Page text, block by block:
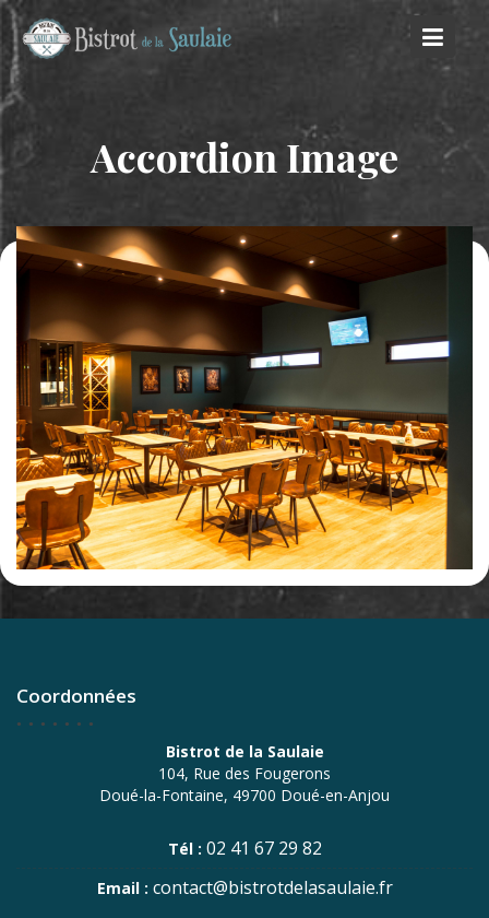
Skip
content
Accordion Image
Coordonnées
Bistrot de la Saulaie
104, Rue des Fougerons
Doué-la-Fontaine, 49700 Doué-en-Anjou
Tél : 02 41 67 29 82
Email : contact@bistrotdelasaulaie.fr